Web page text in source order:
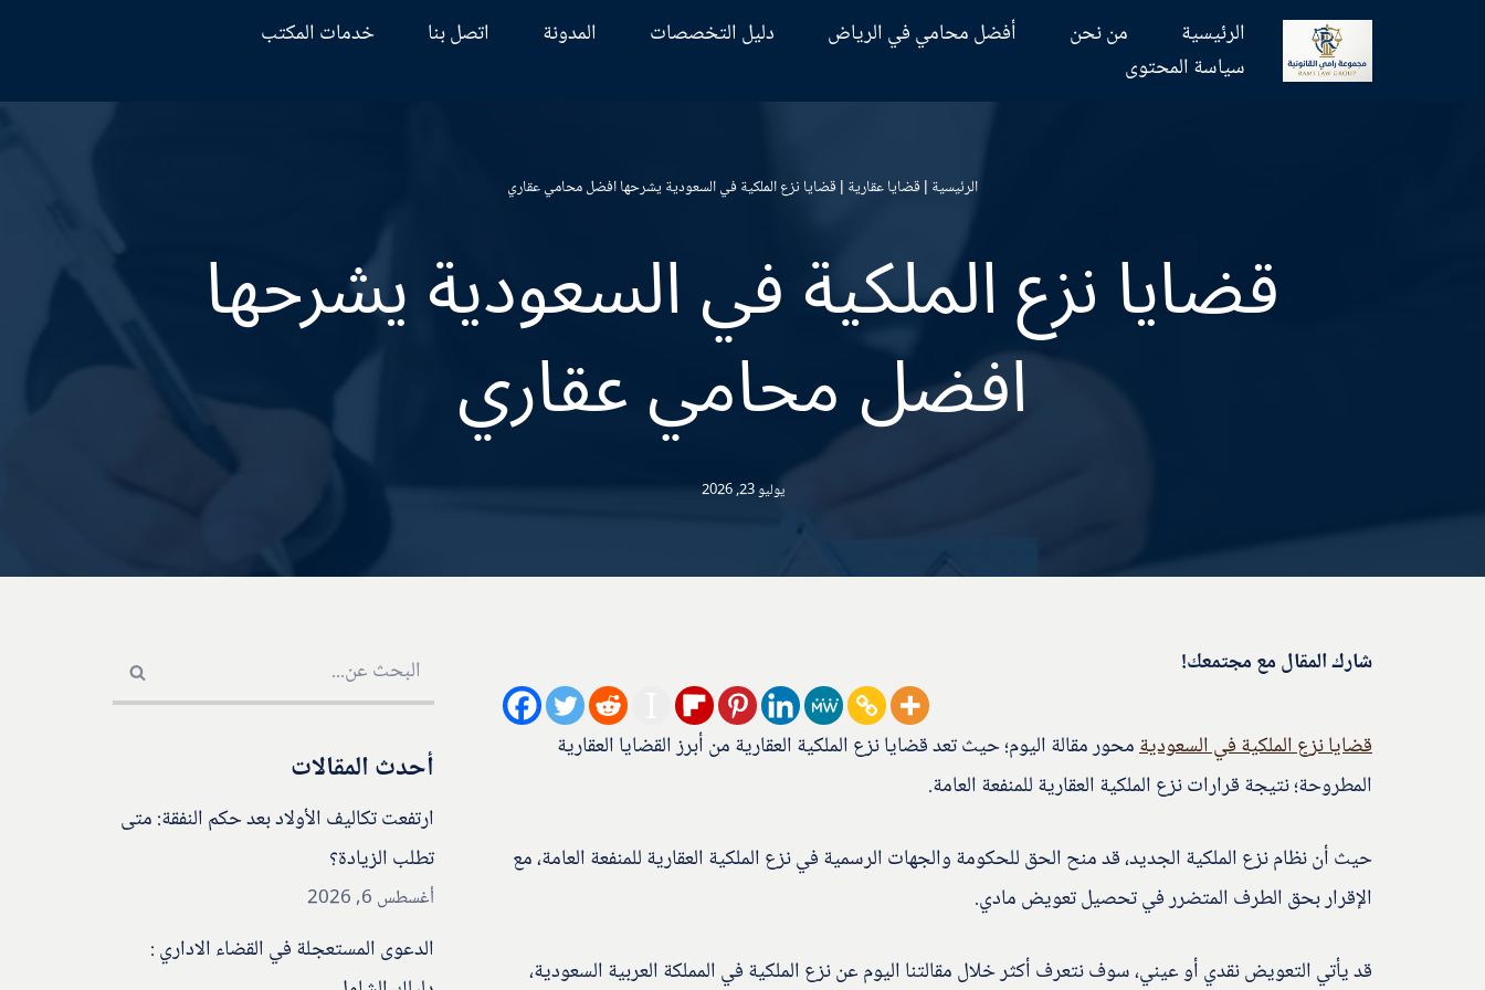
الرئيسية من نحن أفضل محامي في الرياض دليل التخصصات المدونة اتصل بنا
خدمات المكتب
سياسة المحتوى
الرئيسية |قضايا عقارية |قضايا نزع الملكية في السعودية يشرحها افضل محامي عقاري
قضايا نزع الملكية في السعودية يشرحها
افضل محامي عقاري
يوليو 23, 2026
شارك المقال مع مجتمعك!
قضايا نزع الملكية في السعوديةمحور مقالة اليوم؛ حيث تعد قضايا نزع الملكية العقارية من أبرز القضايا العقارية
المطروحة؛ نتيجة قرارات نزع الملكية العقارية للمنفعة العامة.
حيث أن نظام نزع الملكية الجديد، قد منح الحق للحكومة والجهات الرسمية في نزع الملكية العقارية للمنفعة العامة، مع
الإقرار بحق الطرف المتضرر في تحصيل تعويض مادي.
قد يأتي التعويض نقدي أو عيني، سوف نتعرف أكثر خلال مقالتنا اليوم عن نزع الملكية في المملكة العربية السعودية،
أحدث المقالات
ارتفعت تكاليف الأولاد بعد حكم النفقة: متى
تطلب الزيادة؟
أغسطس 6, 2026
الدعوى المستعجلة في القضاء الاداري :